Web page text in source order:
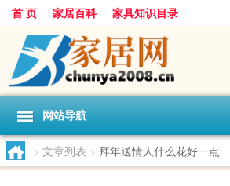
首 页 家居百科 家具知识目录
网站导航
> 文章列表 > 拜年送情人什么花好一点